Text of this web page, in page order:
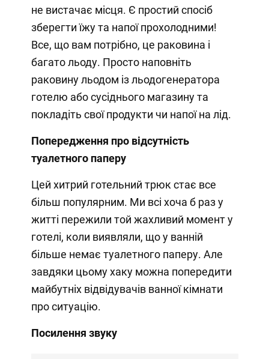
не вистачає місця. Є простий спосіб
зберегти їжу та напої прохолодними!
Все, що вам потрібно, це раковина і
багато льоду. Просто наповніть
раковину льодом із льодогенератора
готелю або сусіднього магазину та
покладіть свої продукти чи напої на лід.
Попередження про відсутність
туалетного паперу
Цей хитрий готельний трюк стає все
більш популярним. Ми всі хоча б раз у
житті пережили той жахливий момент у
готелі, коли виявляли, що у ванній
більше немає туалетного паперу. Але
завдяки цьому хаку можна попередити
майбутніх відвідувачів ванної кімнати
про ситуацію.
Посилення звуку